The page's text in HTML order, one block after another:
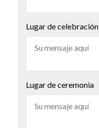
Lugar de celebración
Lugar de ceremonia